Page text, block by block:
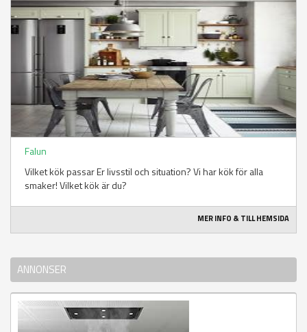
Falun
Vilket kök passar Er livsstil och situation? Vi har kök för alla
smaker! Vilket kök är du?
MER INFO & TILL HEMSIDA
ANNONSER